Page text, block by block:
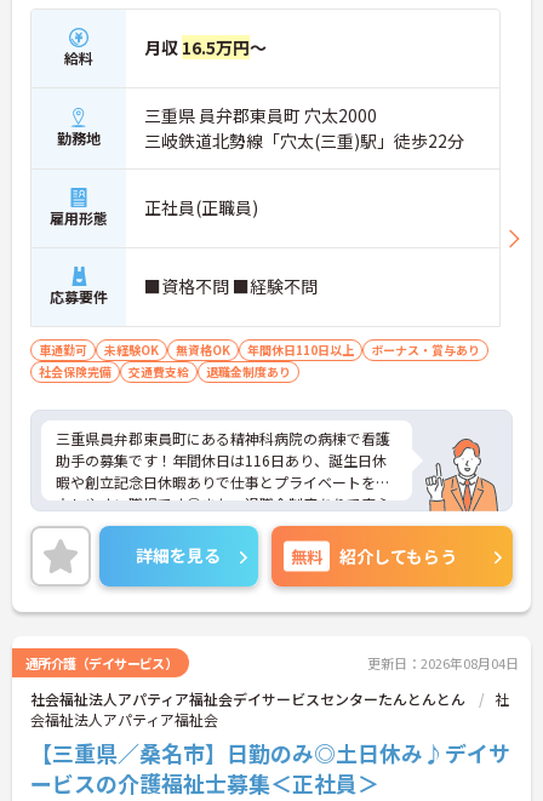
給料 月収 16.5万円～
勤務地
三重県 員弁郡東員町 穴太2000
三岐鉄道北勢線「穴太(三重)駅」徒歩22分
雇用形態 正社員(正職員)
応募要件 ■資格不問 ■経験不問
車通勤可 未経験OK 無資格OK 年間休日110日以上
ボーナス・賞与あり
社会保険完備
交通費支給 退職金制度あり
三重県員弁郡東員町にある精神科病院の病棟で看護
助手の募集です！年間休日は116日あり、誕生日休
暇や創立記念日休暇ありで仕事とプライベートを両
立しやすい職場です◎また、退職金制度ありで安心
して長く働きやすい環境が整っている職場です♪ご
興味のある方は面接ポイントをお伝えしますので、
お気軽にご連絡ください！
詳細を見る 無料 紹介してもらう
通所介護（デイサービス） 更新日：2026年08月04日
社会福祉法人アパティア福祉会デイサービスセンターたんとんとん
社
会福祉法人アパティア福祉会
【三重県／桑名市】日勤のみ◎土日休み♪デイサ
ービスの介護福祉士募集＜正社員＞